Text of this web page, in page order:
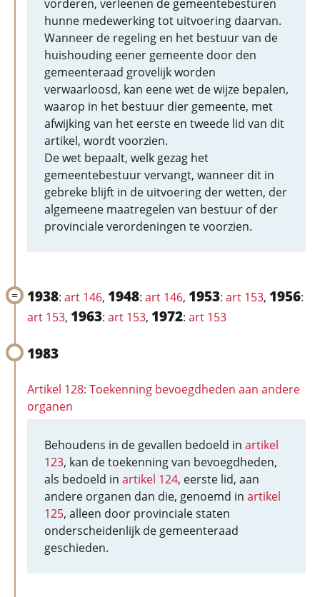
vorderen, verleenen de gemeentebesturen
hunne medewerking tot uitvoering daarvan.
Wanneer de regeling en het bestuur van de
huishouding eener gemeente door den
gemeenteraad grovelijk worden
verwaarloosd, kan eene wet de wijze bepalen,
waarop in het bestuur dier gemeente, met
afwijking van het eerste en tweede lid van dit
artikel, wordt voorzien.
De wet bepaalt, welk gezag het
gemeentebestuur vervangt, wanneer dit in
gebreke blijft in de uitvoering der wetten, der
algemeene maatregelen van bestuur of der
provinciale verordeningen te voorzien.
1938: art 146, 1948: art 146, 1953: art 153, 1956:
art 153, 1963: art 153, 1972: art 153
1983
Artikel 128: Toekenning bevoegdheden aan andere
organen
Behoudens in de gevallen bedoeld in artikel
123, kan de toekenning van bevoegdheden,
als bedoeld in artikel 124, eerste lid, aan
andere organen dan die, genoemd in artikel
125, alleen door provinciale staten
onderscheidenlijk de gemeenteraad
geschieden.